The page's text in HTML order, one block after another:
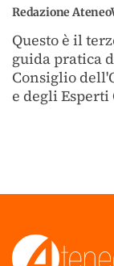
Redazione
Questo è il
guida pratica
Consiglio
e degli